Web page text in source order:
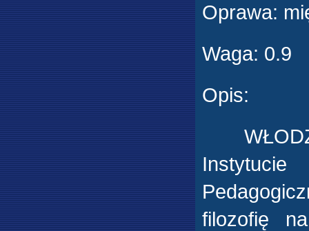
Oprawa:
Waga: 0.9
Opis:
Instytucie
filozofię